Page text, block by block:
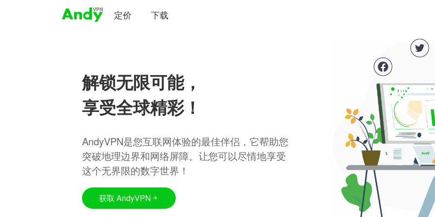
定价 下载
解锁无限可能，
享受全球精彩！
AndyVPN是您互联网体验的最佳伴侣，它帮助您
突破地理边界和网络屏障。让您可以尽情地享受
这个无界限的数字世界！
获取 AndyVPN